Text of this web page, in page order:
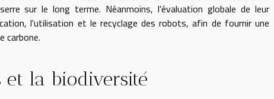
sur le long terme. Néanmoins, l'évaluation globale de leur
l'utilisation et le recyclage des robots, afin de fournir une
carbone.
et la biodiversité